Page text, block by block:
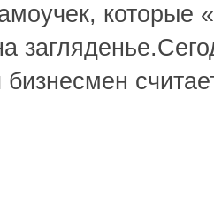
которые